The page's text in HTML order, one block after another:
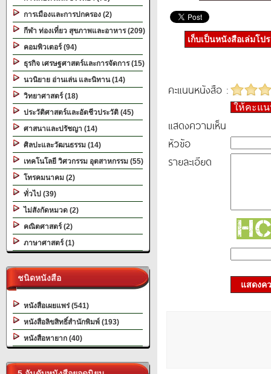
การเมืองและการปกครอง (2)
กีฬา ท่องเที่ยว สุขภาพและอาหาร (209)
คอมพิวเตอร์ (94)
ธุรกิจ เศรษฐศาสตร์และการจัดการ (15)
นวนิยาย อ่านเล่น และนิทาน (14)
วิทยาศาสตร์ (18)
ประวัติศาสตร์และอัตชีวประวัติ (45)
ศาสนาและปรัชญา (14)
ศิลปะและวัฒนธรรม (14)
เทคโนโลยี วิศวกรรม อุตสาหกรรม (55)
โทรคมนาคม (2)
ทั่วไป (39)
ไม่สังกัดหมวด (2)
คณิตศาสตร์ (2)
ภาษาศาสตร์ (1)
ชนิดหนังสือ
หนังสือเผยแพร่ (541)
หนังสือลิขสิทธิ์สำนักพิมพ์ (193)
หนังสือหายาก (40)
เก็บเป็นหนังสือเล่มโป
คะแนนหนังสือ :
ให้คะแ
แสดงความเห็น
หัวข้อ
รายละเอียด
แสดงค